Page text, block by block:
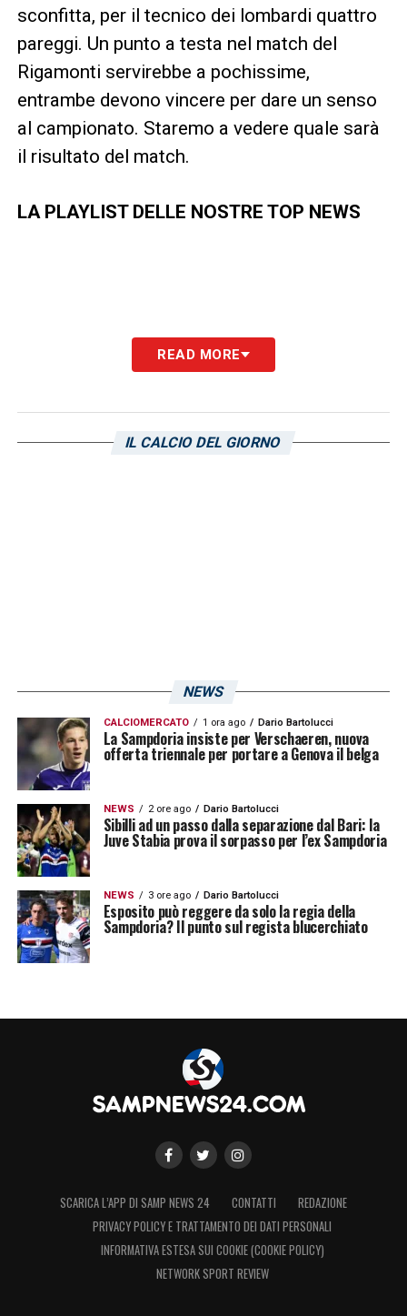
sconfitta, per il tecnico dei lombardi quattro
pareggi. Un punto a testa nel match del
Rigamonti servirebbe a pochissime,
entrambe devono vincere per dare un senso
al campionato. Staremo a vedere quale sarà
il risultato del match.
LA PLAYLIST DELLE NOSTRE TOP NEWS
READ MORE
IL CALCIO DEL GIORNO
NEWS
CALCIOMERCATO 1 ora ago Dario Bartolucci
La Sampdoria insiste per Verschaeren, nuova
offerta triennale per portare a Genova il belga
NEWS 2 ore ago Dario Bartolucci
Sibilli ad un passo dalla separazione dal Bari: la
Juve Stabia prova il sorpasso per l’ex Sampdoria
NEWS 3 ore ago Dario Bartolucci
Esposito può reggere da solo la regia della
Sampdoria? Il punto sul regista blucerchiato
SCARICA L’APP DI SAMP NEWS 24 CONTATTI
REDAZIONE
PRIVACY POLICY E TRATTAMENTO DEI DATI PERSONALI
INFORMATIVA ESTESA SUI COOKIE (COOKIE POLICY)
NETWORK SPORT REVIEW